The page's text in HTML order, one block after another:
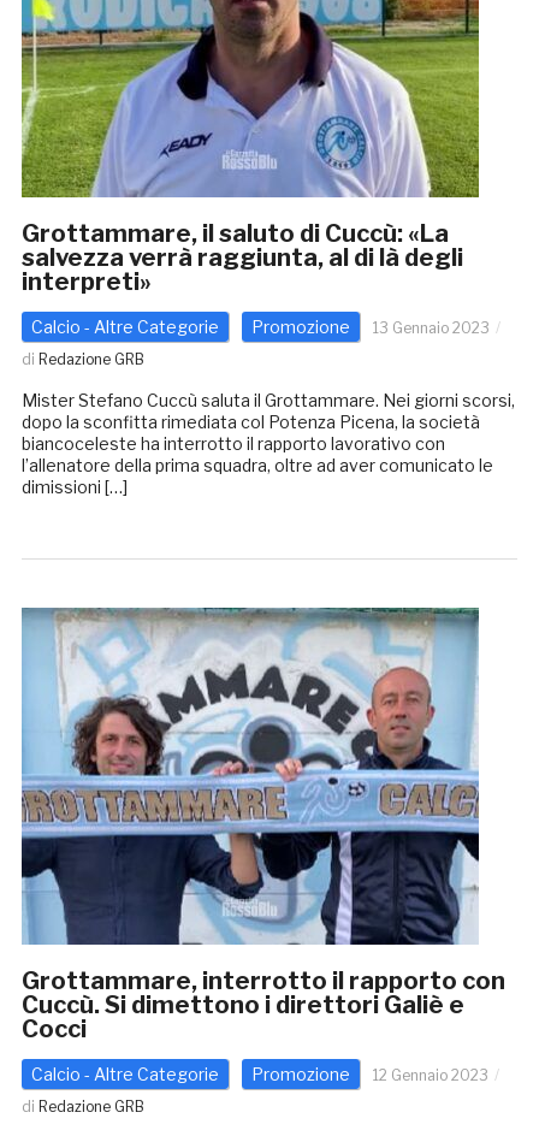
Grottammare, il saluto di Cuccù: «La
salvezza verrà raggiunta, al di là degli
interpreti»
Calcio - Altre Categorie Promozione
13 Gennaio 2023
di Redazione GRB
Mister Stefano Cuccù saluta il Grottammare. Nei giorni scorsi,
dopo la sconfitta rimediata col Potenza Picena, la società
biancoceleste ha interrotto il rapporto lavorativo con
l’allenatore della prima squadra, oltre ad aver comunicato le
dimissioni […]
Grottammare, interrotto il rapporto con
Cuccù. Si dimettono i direttori Galiè e
Cocci
Calcio - Altre Categorie Promozione
12 Gennaio 2023
di Redazione GRB